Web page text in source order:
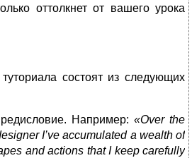
оттолкнет от вашего урока
состоят из следующих
Например: «Over the
I’ve accumulated a wealth of
and actions that I keep carefully